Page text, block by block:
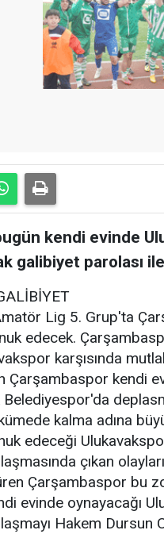
kendi evinde
galibiyet parolası ile
Lig 5. Grup'ta
edecek.
karşısında
Çarşambaspor kendi
Belediyespor'da
kalma adına
edeceği
çıkan
Çarşambaspor bu
evinde oynayacağı
Hakem Dursun